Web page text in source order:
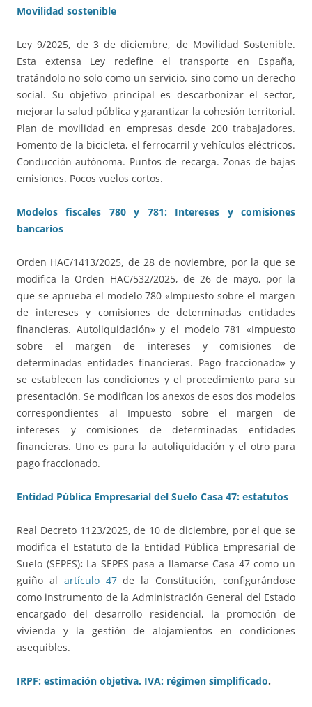
Movilidad sostenible
Ley 9/2025, de 3 de diciembre, de Movilidad Sostenible.
Esta extensa Ley redefine el transporte en España,
tratándolo no solo como un servicio, sino como un derecho
social. Su objetivo principal es descarbonizar el sector,
mejorar la salud pública y garantizar la cohesión territorial.
Plan de movilidad en empresas desde 200 trabajadores.
Fomento de la bicicleta, el ferrocarril y vehículos eléctricos.
Conducción autónoma. Puntos de recarga. Zonas de bajas
emisiones. Pocos vuelos cortos.
Modelos fiscales 780 y 781: Intereses y comisiones
bancarios
Orden HAC/1413/2025, de 28 de noviembre, por la que se
modifica la Orden HAC/532/2025, de 26 de mayo, por la
que se aprueba el modelo 780 «Impuesto sobre el margen
de intereses y comisiones de determinadas entidades
financieras. Autoliquidación» y el modelo 781 «Impuesto
sobre el margen de intereses y comisiones de
determinadas entidades financieras. Pago fraccionado» y
se establecen las condiciones y el procedimiento para su
presentación. Se modifican los anexos de esos dos modelos
correspondientes al Impuesto sobre el margen de
intereses y comisiones de determinadas entidades
financieras. Uno es para la autoliquidación y el otro para
pago fraccionado.
Entidad Pública Empresarial del Suelo Casa 47: estatutos
Real Decreto 1123/2025, de 10 de diciembre, por el que se
modifica el Estatuto de la Entidad Pública Empresarial de
Suelo (SEPES): La SEPES pasa a llamarse Casa 47 como un
guiño al artículo 47de la Constitución, configurándose
como instrumento de la Administración General del Estado
encargado del desarrollo residencial, la promoción de
vivienda y la gestión de alojamientos en condiciones
asequibles.
IRPF: estimación objetiva. IVA: régimen simplificado.